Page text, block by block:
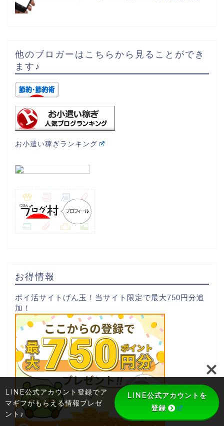
他のブロガーはこちらから見ることができ
ます♪
お小遣い稼ぎランキング
お得情報
ポイ活サイトげん玉！当サイト限定で最大750円分追
加！
LINE公式アカウント登録でア
マギフがもらえる情報プレゼ
ント♪
LINE公式アカウントを
登録